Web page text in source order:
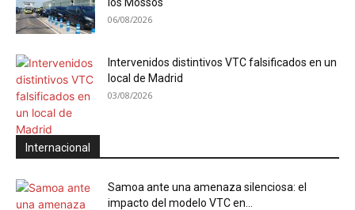
06/08/2026
Intervenidos distintivos VTC falsificados en un
local de Madrid
03/08/2026
Internacional
Samoa ante una amenaza silenciosa: el
impacto del modelo VTC en...